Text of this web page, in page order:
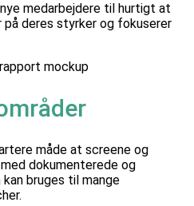
medarbejdere til hurtigt at
deres styrker og fokuserer
måde at screene og
dokumenterede og
bruges til mange